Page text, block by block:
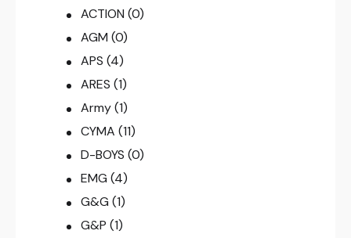
ACTION (0)
AGM (0)
APS (4)
ARES (1)
Army (1)
CYMA (11)
D-BOYS (0)
EMG (4)
G&G (1)
G&P (1)